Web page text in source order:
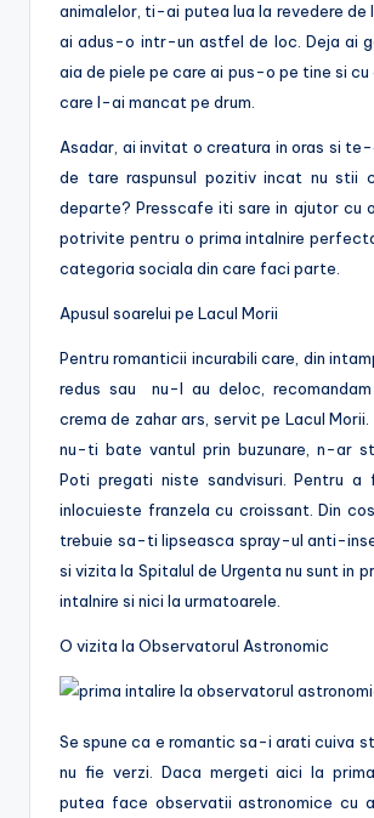
animalelor, ti-ai putea lua la revedere de
ai adus-o intr-un astfel de loc. Deja ai
aia de piele pe care ai pus-o pe tine si cu
care l-ai mancat pe drum.
Asadar, ai invitat o creatura in oras si
de tare raspunsul pozitiv incat nu stii
departe? Presscafe iti sare in ajutor cu
potrivite pentru o prima intalnire
categoria sociala din care faci parte.
Apusul soarelui pe Lacul Morii
Pentru romanticii incurabili care, din
redus sau nu-l au deloc,
crema de zahar ars, servit pe Lacul Morii.
nu-ti bate vantul prin buzunare, n-ar
Poti pregati niste sandvisuri. Pentru a
inlocuieste franzela cu croissant. Din
trebuie sa-ti lipseasca spray-ul anti-
si vizita la Spitalul de Urgenta nu sunt in
intalnire si nici la urmatoarele.
O vizita la Observatorul Astronomic
Se spune ca e romantic sa-i arati cuiva
nu fie verzi. Daca mergeti aici la
putea face observatii astronomice cu